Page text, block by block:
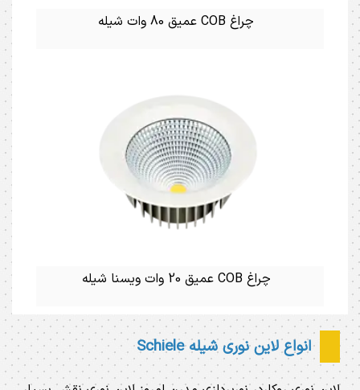
چراغ COB عمیق 80 وات شیله
چراغ COB عمیق 20 وات ویسنا شیله
انواع لاین نوری شیله Schiele